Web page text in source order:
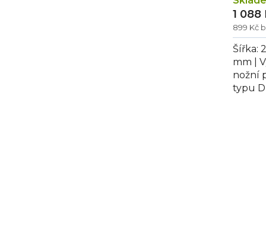
899 Kč
1 088
Šířka:
mm |
nožní
typu